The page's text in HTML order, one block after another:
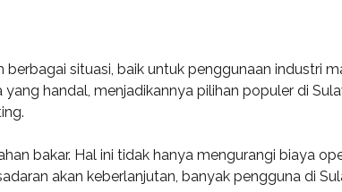
situasi, baik untuk penggunaan industri
handal, menjadikannya pilihan populer di
bakar. Hal ini tidak hanya mengurangi biaya
akan keberlanjutan, banyak pengguna di